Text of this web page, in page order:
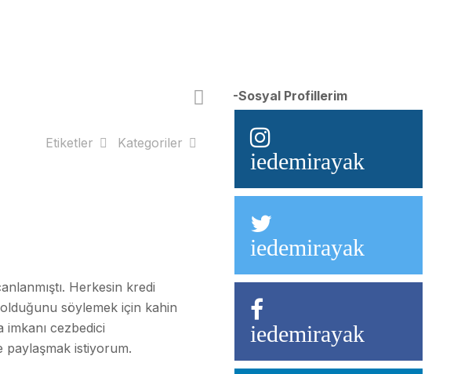
Kategoriler
Etiketler
Herkesin kredi
söylemek için kahin
cezbedici
paylaşmak istiyorum.
-Sosyal Profillerim
iedemirayak
iedemirayak
iedemirayak